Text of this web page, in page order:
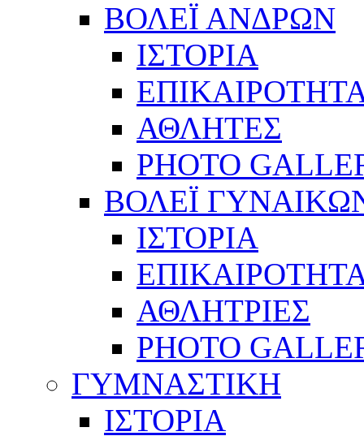
ΒΟΛΕΪ ΑΝΔΡΩΝ
ΙΣΤΟΡΙΑ
ΑΘΛΗΤΕΣ
PHOTO
ΒΟΛΕΪ
ΙΣΤΟΡΙΑ
ΑΘΛΗΤΡΙΕΣ
PHOTO
ΓΥΜΝΑΣΤΙΚΗ
ΙΣΤΟΡΙΑ